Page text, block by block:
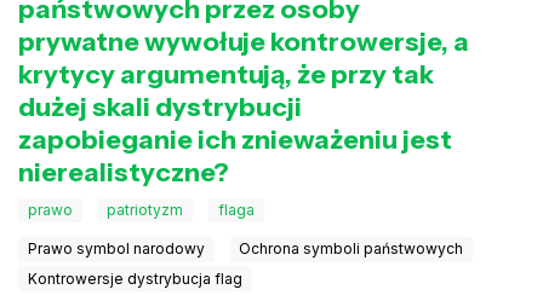
państwowych przez osoby
prywatne wywołuje kontrowersje, a
krytycy argumentują, że przy tak
dużej skali dystrybucji
zapobieganie ich znieważeniu jest
nierealistyczne?
prawo patriotyzm flaga
Prawo symbol narodowy
Ochrona symboli państwowych
Kontrowersje dystrybucja flag